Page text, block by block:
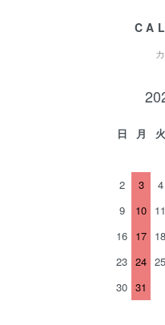
日 月 火
2
3 4
9
10 11
16 17 18
23 24 25
30 31